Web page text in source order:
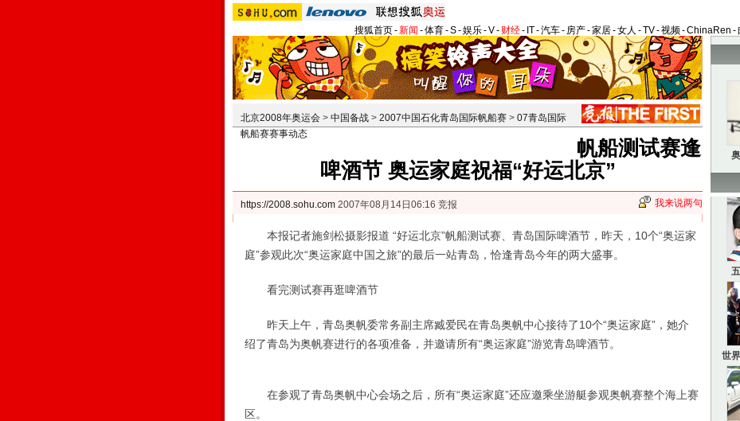
搜狐首页-新闻 -体育-S-娱乐-V- 财经- IT-汽车- 房产-家居-女人 -TV-视频-ChinaRen -
北京2008年奥运会 > 中国备战 > 2007中国石化青岛国际帆船赛 > 07青岛国际
帆船赛赛事动态
帆船测试赛逢
啤酒节 奥运家庭祝福“好运北京”
https://2008.sohu.com 2007年08月14日06:16 竞报 我来说两句
本报记者施剑松摄影报道 “好运北京”帆船测试赛、青岛国际啤酒节，昨天，10个“奥运家
庭”参观此次“奥运家庭中国之旅”的最后一站青岛，恰逢青岛今年的两大盛事。
看完测试赛再逛啤酒节
昨天上午，青岛奥帆委常务副主席臧爱民在青岛奥帆中心接待了10个“奥运家庭”，她介
绍了青岛为奥帆赛进行的各项准备，并邀请所有“奥运家庭”游览青岛啤酒节。
在参观了青岛奥帆中心会场之后，所有“奥运家庭”还应邀乘坐游艇参观奥帆赛整个海上赛
区。
世